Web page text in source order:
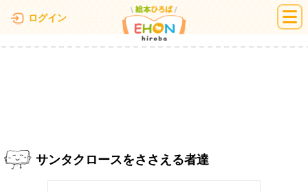
ログイン 絵本ひろば
サンタクロースをささえる者達